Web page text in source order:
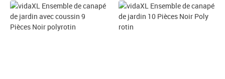
Prix 534,08€ HT Prix 610,74€ HT